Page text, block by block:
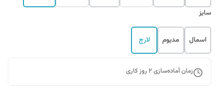
سایز
اسمال مدیوم لارج
زمان آماده‌سازی2 روز کاری